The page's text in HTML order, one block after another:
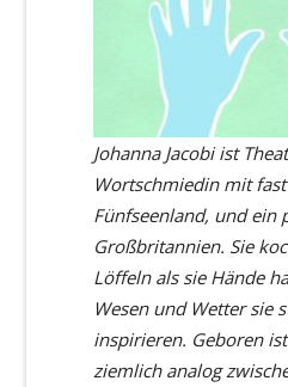
Johanna Jacobi ist
Wortschmiedin mit
Fünfseenland, und ein
Großbritannien. Sie ko
Löffeln als sie Hände
Wesen und Wetter sie
inspirieren. Geboren
ziemlich analog